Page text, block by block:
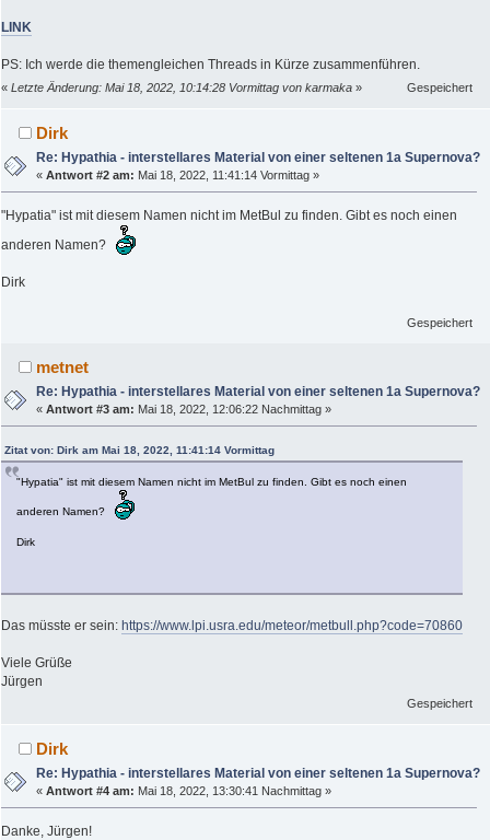
LINK
PS: Ich werde die themengleichen Threads in Kürze zusammenführen.
« Letzte Änderung: Mai 18, 2022, 10:14:28 Vormittag von karmaka » Gespeichert
Dirk
Re: Hypathia - interstellares Material von einer seltenen 1a Supernova?
«Antwort #2 am: Mai 18, 2022, 11:41:14 Vormittag »
"Hypatia" ist mit diesem Namen nicht im MetBul zu finden. Gibt es noch einen
anderen Namen?
Dirk
Gespeichert
metnet
Re: Hypathia - interstellares Material von einer seltenen 1a Supernova?
«Antwort #3 am: Mai 18, 2022, 12:06:22 Nachmittag »
Zitat von: Dirk am Mai 18, 2022, 11:41:14 Vormittag
"Hypatia" ist mit diesem Namen nicht im MetBul zu finden. Gibt es noch einen
anderen Namen?
Dirk
Das müsste er sein: https://www.lpi.usra.edu/meteor/metbull.php?code=70860
Viele Grüße
Jürgen
Gespeichert
Dirk
Re: Hypathia - interstellares Material von einer seltenen 1a Supernova?
«Antwort #4 am: Mai 18, 2022, 13:30:41 Nachmittag »
Danke, Jürgen!